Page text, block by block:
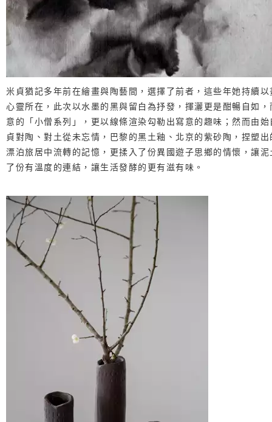
米貞猶記多年前在繪畫與陶藝間，選擇了前者，這些年她持續
心靈所在，此次以水墨的黑與留白為抒發，揮灑更是酣暢自如
意的「小僧系列」，更以線條渲染勾勒出寫意的趣味；然而由
貞對陶、對土從未忘情，巴黎的黑土釉、北京的紫砂陶，捏塑
漂泊旅居中流轉的記憶，更揉入了份異國遊子思鄉的情懷，讓
了份有溫度的連結，讓生活發酵的更有滋有味。